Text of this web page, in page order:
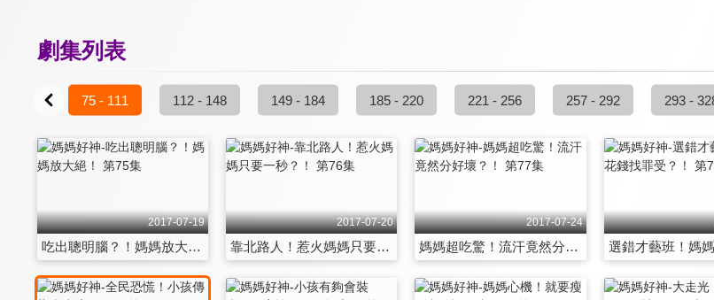
劇集列表
75 - 111 112 - 148 149 - 184 185 - 220 221 - 256 257 - 292 293 -
2017-07-19
吃出聰明腦？！媽媽放大絕！ 第75集
2017-07-20
靠北路人！惹火媽媽只要一秒？！ 第76集
2017-07-24
媽媽超吃驚！流汗竟然分好壞？！ 第77集